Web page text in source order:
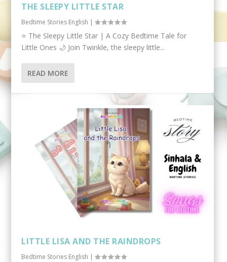
THE SLEEPY LITTLE STAR
Bedtime Stories English |
⭐ The Sleepy Little Star | A Cozy Bedtime Tale for
Little Ones 🌙 Join Twinkle, the sleepy little...
READ MORE
LITTLE LISA AND THE RAINDROPS
Bedtime Stories English |